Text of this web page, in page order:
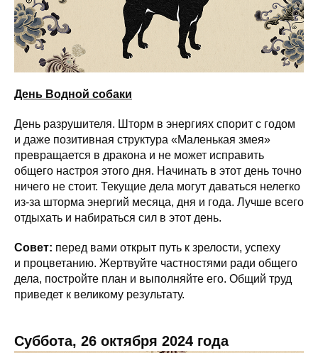
День Водной собаки
День разрушителя. Шторм в энергиях спорит с годом
и даже позитивная структура «Маленькая змея»
превращается в дракона и не может исправить
общего настроя этого дня. Начинать в этот день точно
ничего не стоит. Текущие дела могут даваться нелегко
из-за шторма энергий месяца, дня и года. Лучше всего
отдыхать и набираться сил в этот день.
Совет: перед вами открыт путь к зрелости, успеху
и процветанию. Жертвуйте частностями ради общего
дела, постройте план и выполняйте его. Общий труд
приведет к великому результату.
Суббота, 26 октября 2024 года